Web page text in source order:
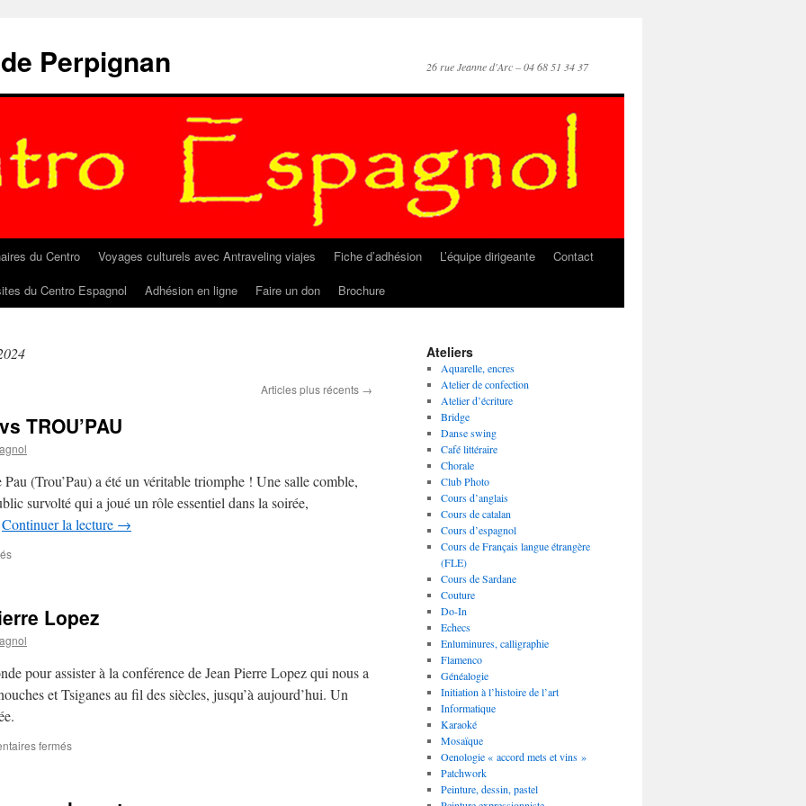
Perpignan 26 rue Jeanne d'Arc – 04 68 51 34 37
du Centro Voyages culturels avec Antraveling viajes Fiche d’adhésion L’équipe dirigeante
Contact
du Centro Espagnol Adhésion en ligne Faire un don Brochure
Articles plus récents →
TROU’PAU
(Trou’Pau) a été un véritable triomphe ! Une salle comble,
survolté qui a joué un rôle essentiel dans la soirée,
Continuer la lecture →
vs
TROU’PAU
Lopez
pour assister à la conférence de Jean Pierre Lopez qui nous a
et Tsiganes au fil des siècles, jusqu’à aujourd’hui. Un
fermés
Ateliers
Aquarelle, encres
Atelier de confection
Atelier d’écriture
Bridge
Danse swing
Café littéraire
Chorale
Club Photo
Cours d’anglais
Cours de catalan
Cours d’espagnol
Cours de Français langue étrangère
(FLE)
Cours de Sardane
Couture
Do-In
Echecs
Enluminures, calligraphie
Flamenco
Généalogie
Initiation à l’histoire de l’art
Informatique
Karaoké
Mosaïque
Oenologie « accord mets et vins »
Patchwork
Peinture, dessin, pastel